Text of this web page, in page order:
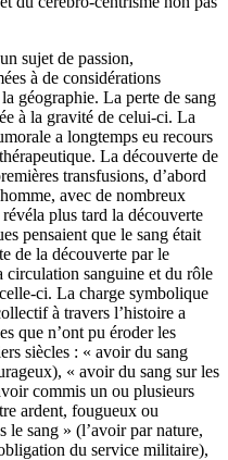
sujet de passion,
à de considérations
géographie. La perte de sang
à la gravité de celui-ci. La
a longtemps eu recours
La découverte de
transfusions, d’abord
avec de nombreux
plus tard la découverte
pensaient que le sang était
de la découverte par le
sanguine et du rôle
ci. La charge symbolique
à travers l’histoire a
que n’ont pu éroder les
siècles : « avoir du sang
« avoir du sang sur les
commis un ou plusieurs
ardent, fougueux ou
le sang » (l’avoir par nature,
du service militaire),